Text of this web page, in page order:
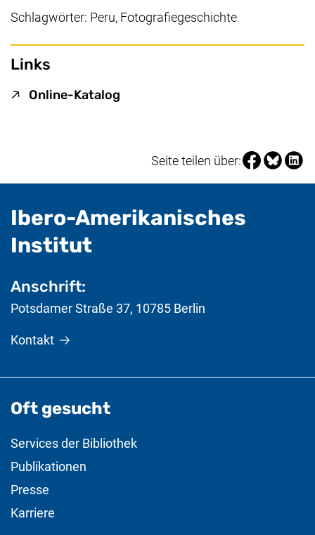
Schlagwörter: Peru, Fotografiegeschichte
Links
Online-Katalog
Seite teilen über:Seite über
Seite
Ibero-Amerikanisches
Institut- nützliche
Anschrift:
Potsdamer Straße 37, 10785 Berlin
Kontakt
Oft gesucht
Services der Bibliothek
Publikationen
Presse
Karriere